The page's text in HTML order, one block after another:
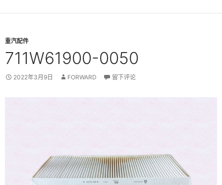
重汽配件
711W61900-0050
2022年3月9日 FORWARD 留下评论